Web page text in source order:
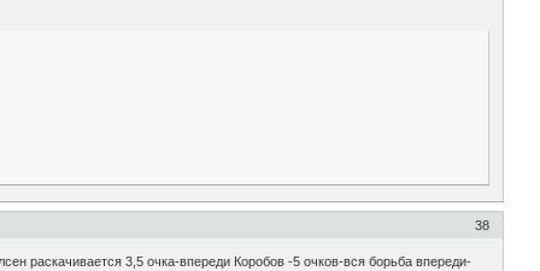
38
3,5 очка-впереди Коробов -5 очков-вся борьба впереди-